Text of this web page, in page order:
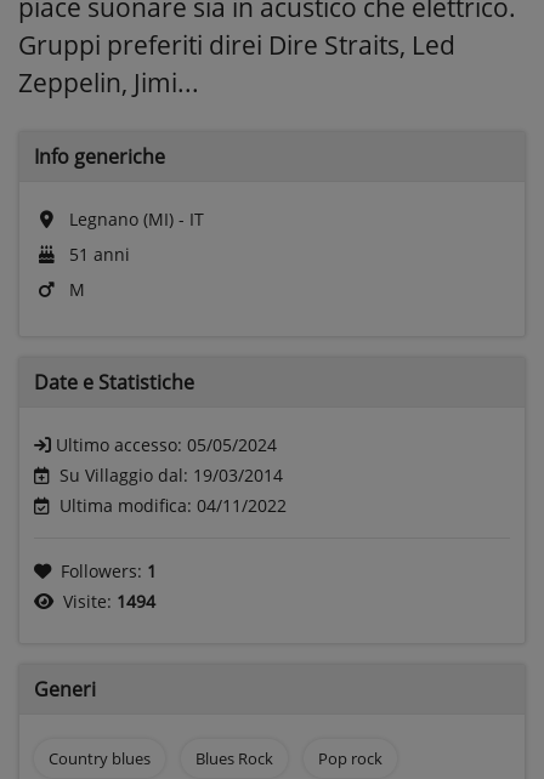
piace suonare sia in acustico che elettrico.
Gruppi preferiti direi Dire Straits, Led
Zeppelin, Jimi...
Info generiche
Legnano (MI) - IT
51 anni
M
Date e Statistiche
Ultimo accesso: 05/05/2024
Su Villaggio dal: 19/03/2014
Ultima modifica: 04/11/2022
Followers: 1
Visite: 1494
Generi
Country blues Blues Rock Pop rock